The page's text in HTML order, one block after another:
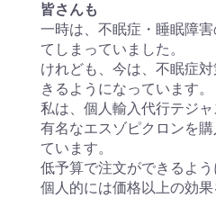
皆さんも
一時は、不眠症・睡眠障
てしまっていました。
けれども、今は、不眠症
きるようになっています。
私は、個人輸入代行テジャ
有名なエスゾピクロンを
ています。
低予算で注文ができるよ
個人的には価格以上の効